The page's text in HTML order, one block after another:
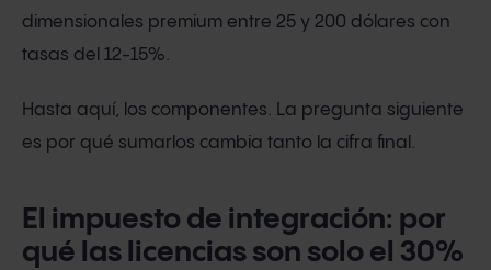
dimensionales premium entre 25 y 200 dólares con
tasas del 12-15%.
Hasta aquí, los componentes. La pregunta siguiente
es por qué sumarlos cambia tanto la cifra final.
El impuesto de integración: por
qué las licencias son solo el 30%